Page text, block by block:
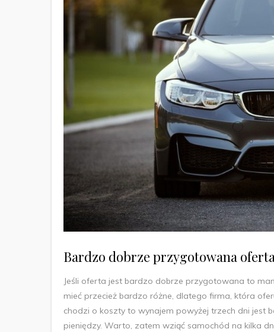
Bardzo dobrze przygotowana
Jeśli oferta jest bardzo dobrze przygotowana to
mieć przecież bardzo różne, dlatego firma, która
chodzi o koszty to wynajem powyżej trzech dni jest
pieniędzy. Warto, zatem wziąć samochód na kilka